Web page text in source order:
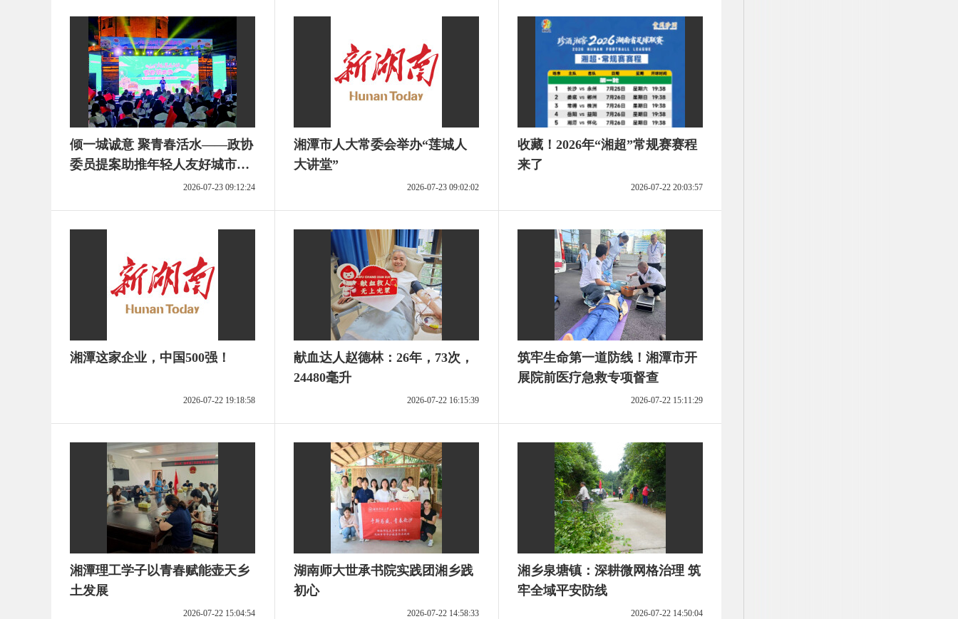
倾一城诚意 聚青春活水——政协
委员提案助推年轻人友好城市建
2026-07-23 09:12:24
湘潭市人大常委会举办“莲城人
大讲堂”
2026-07-23 09:02:02
收藏！2026年“湘超”常规赛赛程
来了
2026-07-22 20:03:57
湘潭这家企业，中国500强！
2026-07-22 19:18:58
献血达人赵德林：26年，73次，
24480毫升
2026-07-22 16:15:39
筑牢生命第一道防线！湘潭市开
展院前医疗急救专项督查
2026-07-22 15:11:29
湘潭理工学子以青春赋能壶天乡
土发展
2026-07-22 15:04:54
湖南师大世承书院实践团湘乡践
初心
2026-07-22 14:58:33
湘乡泉塘镇：深耕微网格治理 筑
牢全域平安防线
2026-07-22 14:50:04